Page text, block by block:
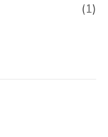
(1)